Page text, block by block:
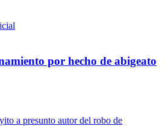
por hecho de abigeato